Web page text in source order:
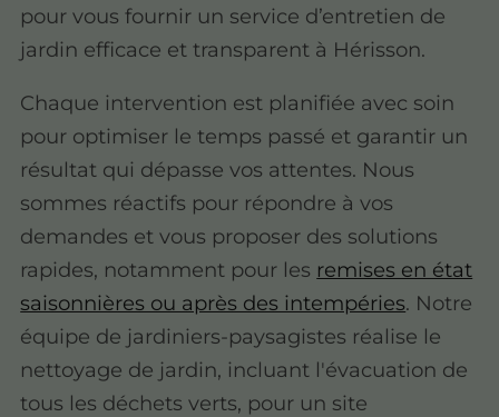
pour vous fournir un service d’entretien de
jardin efficace et transparent à Hérisson.
Chaque intervention est planifiée avec soin
pour optimiser le temps passé et garantir un
résultat qui dépasse vos attentes. Nous
sommes réactifs pour répondre à vos
demandes et vous proposer des solutions
rapides, notamment pour les remises en état
saisonnières ou après des intempéries. Notre
équipe de jardiniers-paysagistes réalise le
nettoyage de jardin, incluant l'évacuation de
tous les déchets verts, pour un site